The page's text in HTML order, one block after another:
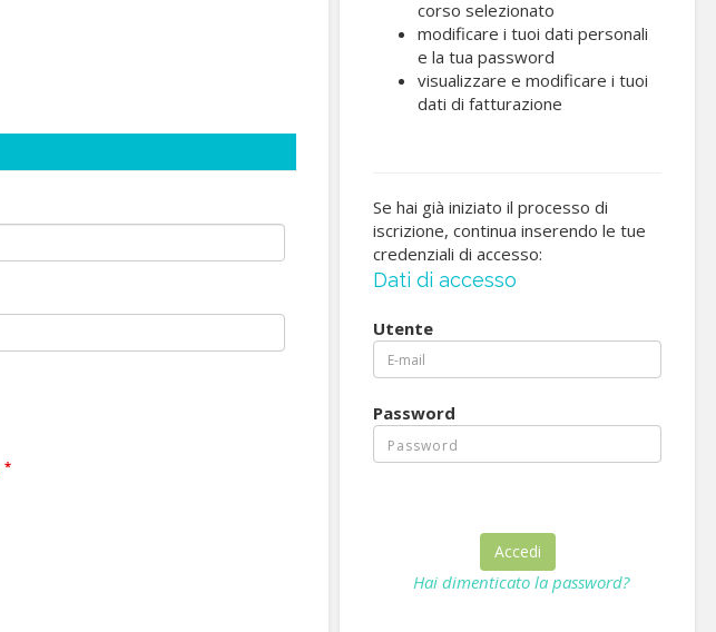
*
corso selezionato
modificare i tuoi dati personali
e la tua password
visualizzare e modificare i tuoi
dati di fatturazione
Se hai già iniziato il processo di
iscrizione, continua inserendo le tue
credenziali di accesso:
Dati di accesso
Utente
Password
Hai dimenticato la password?